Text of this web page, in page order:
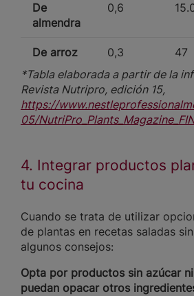
De
almendra
0,6
De arroz 0,3 47
*Tabla elaborada a partir de la
Revista Nutripro, edición 15,
https://
05/
4. Integrar productos
tu cocina
Cuando se trata de utilizar
de plantas en recetas saladas
algunos consejos:
Opta por productos sin azúcar
puedan opacar otros